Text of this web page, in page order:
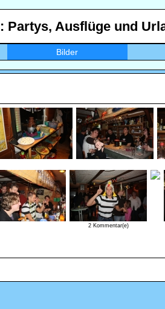
Partys, Ausflüge und
Bilder
2 Kommentar(e)